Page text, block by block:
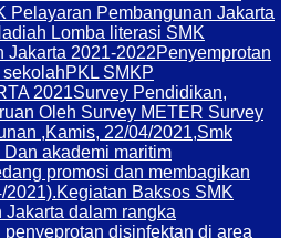
Pelayaran Pembangunan Jakarta
Lomba literasi SMK
Jakarta 2021-2022Penyemprotan
PKL SMKP
2021Survey Pendidikan,
Oleh Survey METER Survey
,Kamis, 22/04/2021,Smk
akademi maritim
promosi dan membagikan
2021).Kegiatan Baksos SMK
dalam rangka
disinfektan di area